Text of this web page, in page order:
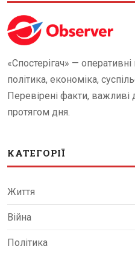
«Спостерігач» —
політика, економіка,
Перевірені факти, важливі
протягом дня.
КАТЕГОРІЇ
Життя
Війна
Політика